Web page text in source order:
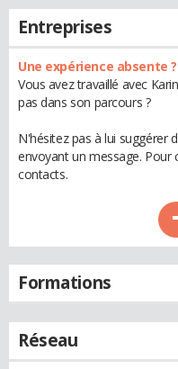
Entreprises
Une expérience absente ?
Vous avez travaillé avec
pas dans son parcours ?
N'hésitez pas à lui suggérer
envoyant un message. Pour
contacts.
Formations
Réseau